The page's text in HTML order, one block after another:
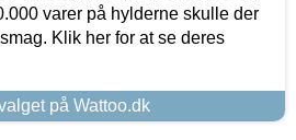
varer på hylderne skulle der
Klik her for at se deres
på Wattoo.dk